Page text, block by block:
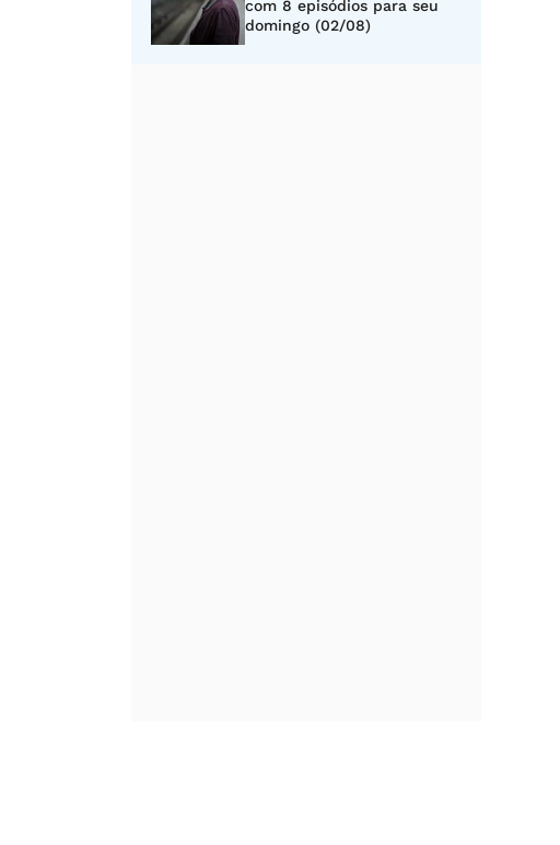
com 8 episódios para seu
domingo (02/08)